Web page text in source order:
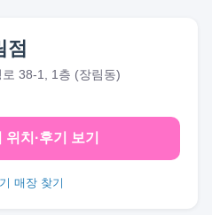
점
38-1, 1층 (장림동)
위치·후기 보기
매장 찾기